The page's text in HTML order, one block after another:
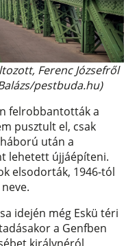
Ferenc Józsefről
pestbuda.hu)
felrobbantották a
pusztult el, csak
után a
lehetett újjáépíteni.
elsodorták, 1946-tól
idején még Eskü téri
a Genfben